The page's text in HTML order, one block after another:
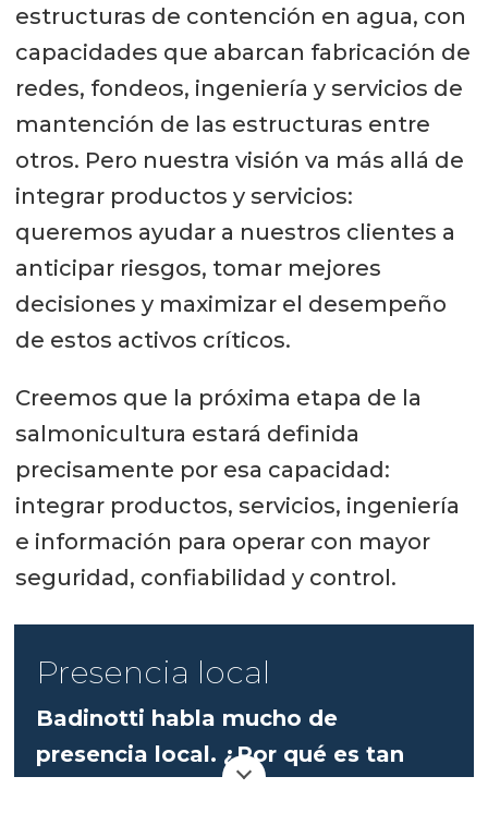
estructuras de contención en agua, con
capacidades que abarcan fabricación de
redes, fondeos, ingeniería y servicios de
mantención de las estructuras entre
otros. Pero nuestra visión va más allá de
integrar productos y servicios:
queremos ayudar a nuestros clientes a
anticipar riesgos, tomar mejores
decisiones y maximizar el desempeño
de estos activos críticos.
Creemos que la próxima etapa de la
salmonicultura estará definida
precisamente por esa capacidad:
integrar productos, servicios, ingeniería
e información para operar con mayor
seguridad, confiabilidad y control.
Presencia local
Badinotti habla mucho de
presencia local. ¿Por qué es tan